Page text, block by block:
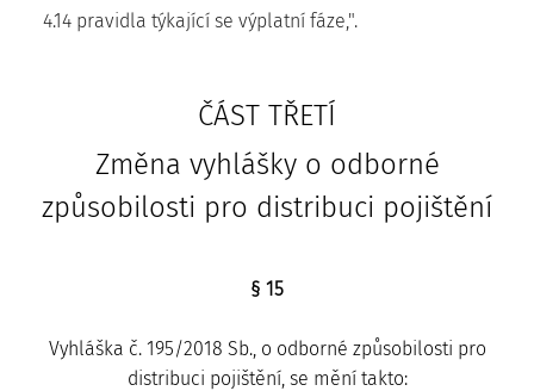
4.14 pravidla týkající se výplatní fáze,".
ČÁST TŘETÍ
Změna vyhlášky o odborné
způsobilosti pro distribuci pojištění
§ 15
Vyhláška č. 195/2018 Sb., o odborné způsobilosti pro
distribuci pojištění, se mění takto: